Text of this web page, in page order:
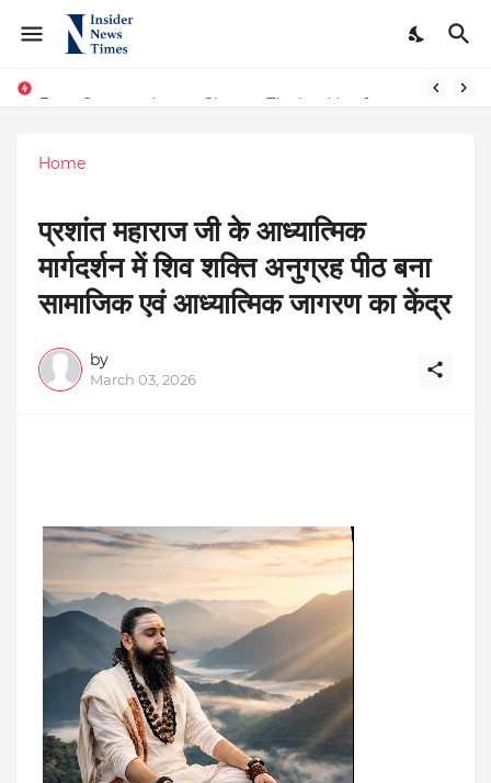
Home
प्रशांत महाराज जी के आध्यात्मिक
मार्गदर्शन में शिव शक्ति अनुग्रह पीठ बना
सामाजिक एवं आध्यात्मिक जागरण का केंद्र
by
March 03, 2026